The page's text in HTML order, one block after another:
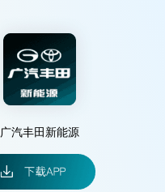
广汽丰田新能源